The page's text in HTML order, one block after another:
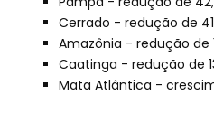
Cerrado - redução de
Amazônia - redução de
Caatinga - redução de
Mata Atlântica -